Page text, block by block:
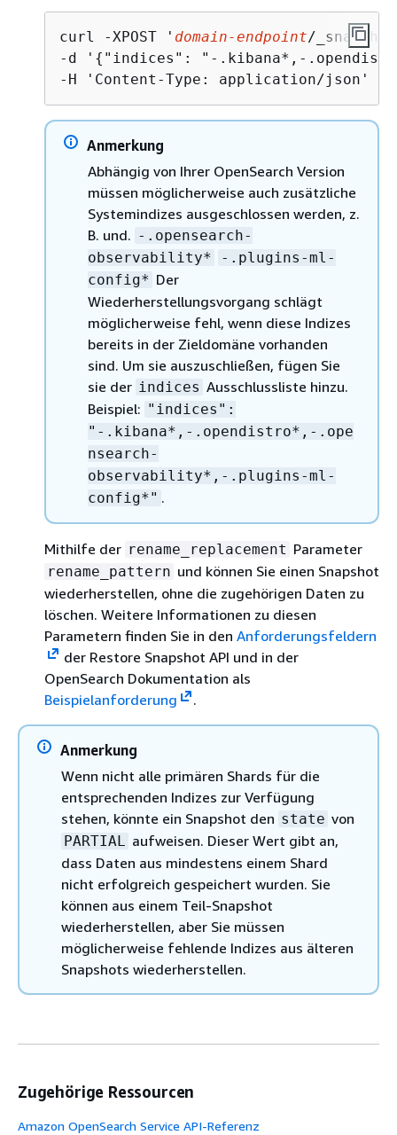
curl -XPOST ' domain-endpoint/
-d ' { "indices": "-.kibana*,-
-H 'Content-Type: application/json'
Anmerkung
Abhängig von Ihrer OpenSearch Version
müssen möglicherweise auch zusätzliche
Systemindizes ausgeschlossen werden, z.
B. und. -.opensearch-
observability*
-.plugins-ml-
config* Der
Wiederherstellungsvorgang schlägt
möglicherweise fehl, wenn diese Indizes
bereits in der Zieldomäne vorhanden
sind. Um sie auszuschließen, fügen Sie
sie der indices Ausschlussliste hinzu.
Beispiel: "indices":
"-.kibana*,-.opendistro*,-.ope
nsearch-
observability*,-.plugins-ml-
config*" .
Mithilfe der rename_replacement Parameter
rename_pattern und können Sie einen Snapshot
wiederherstellen, ohne die zugehörigen Daten zu
löschen. Weitere Informationen zu diesen
Parametern finden Sie in den Anforderungsfeldern
der Restore Snapshot API und in der
OpenSearch Dokumentation als
Beispielanforderung
.
Anmerkung
Wenn nicht alle primären Shards für die
entsprechenden Indizes zur Verfügung
stehen, könnte ein Snapshot den state von
PARTIAL aufweisen. Dieser Wert gibt an,
dass Daten aus mindestens einem Shard
nicht erfolgreich gespeichert wurden. Sie
können aus einem Teil-Snapshot
wiederherstellen, aber Sie müssen
möglicherweise fehlende Indizes aus älteren
Snapshots wiederherstellen.
Zugehörige Ressourcen
Amazon OpenSearch Service API-Referenz